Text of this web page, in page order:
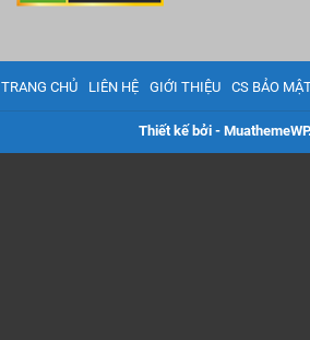
TRANG CHỦ LIÊN HỆ GIỚI THIỆU CS BẢO
Thiết kế bởi -